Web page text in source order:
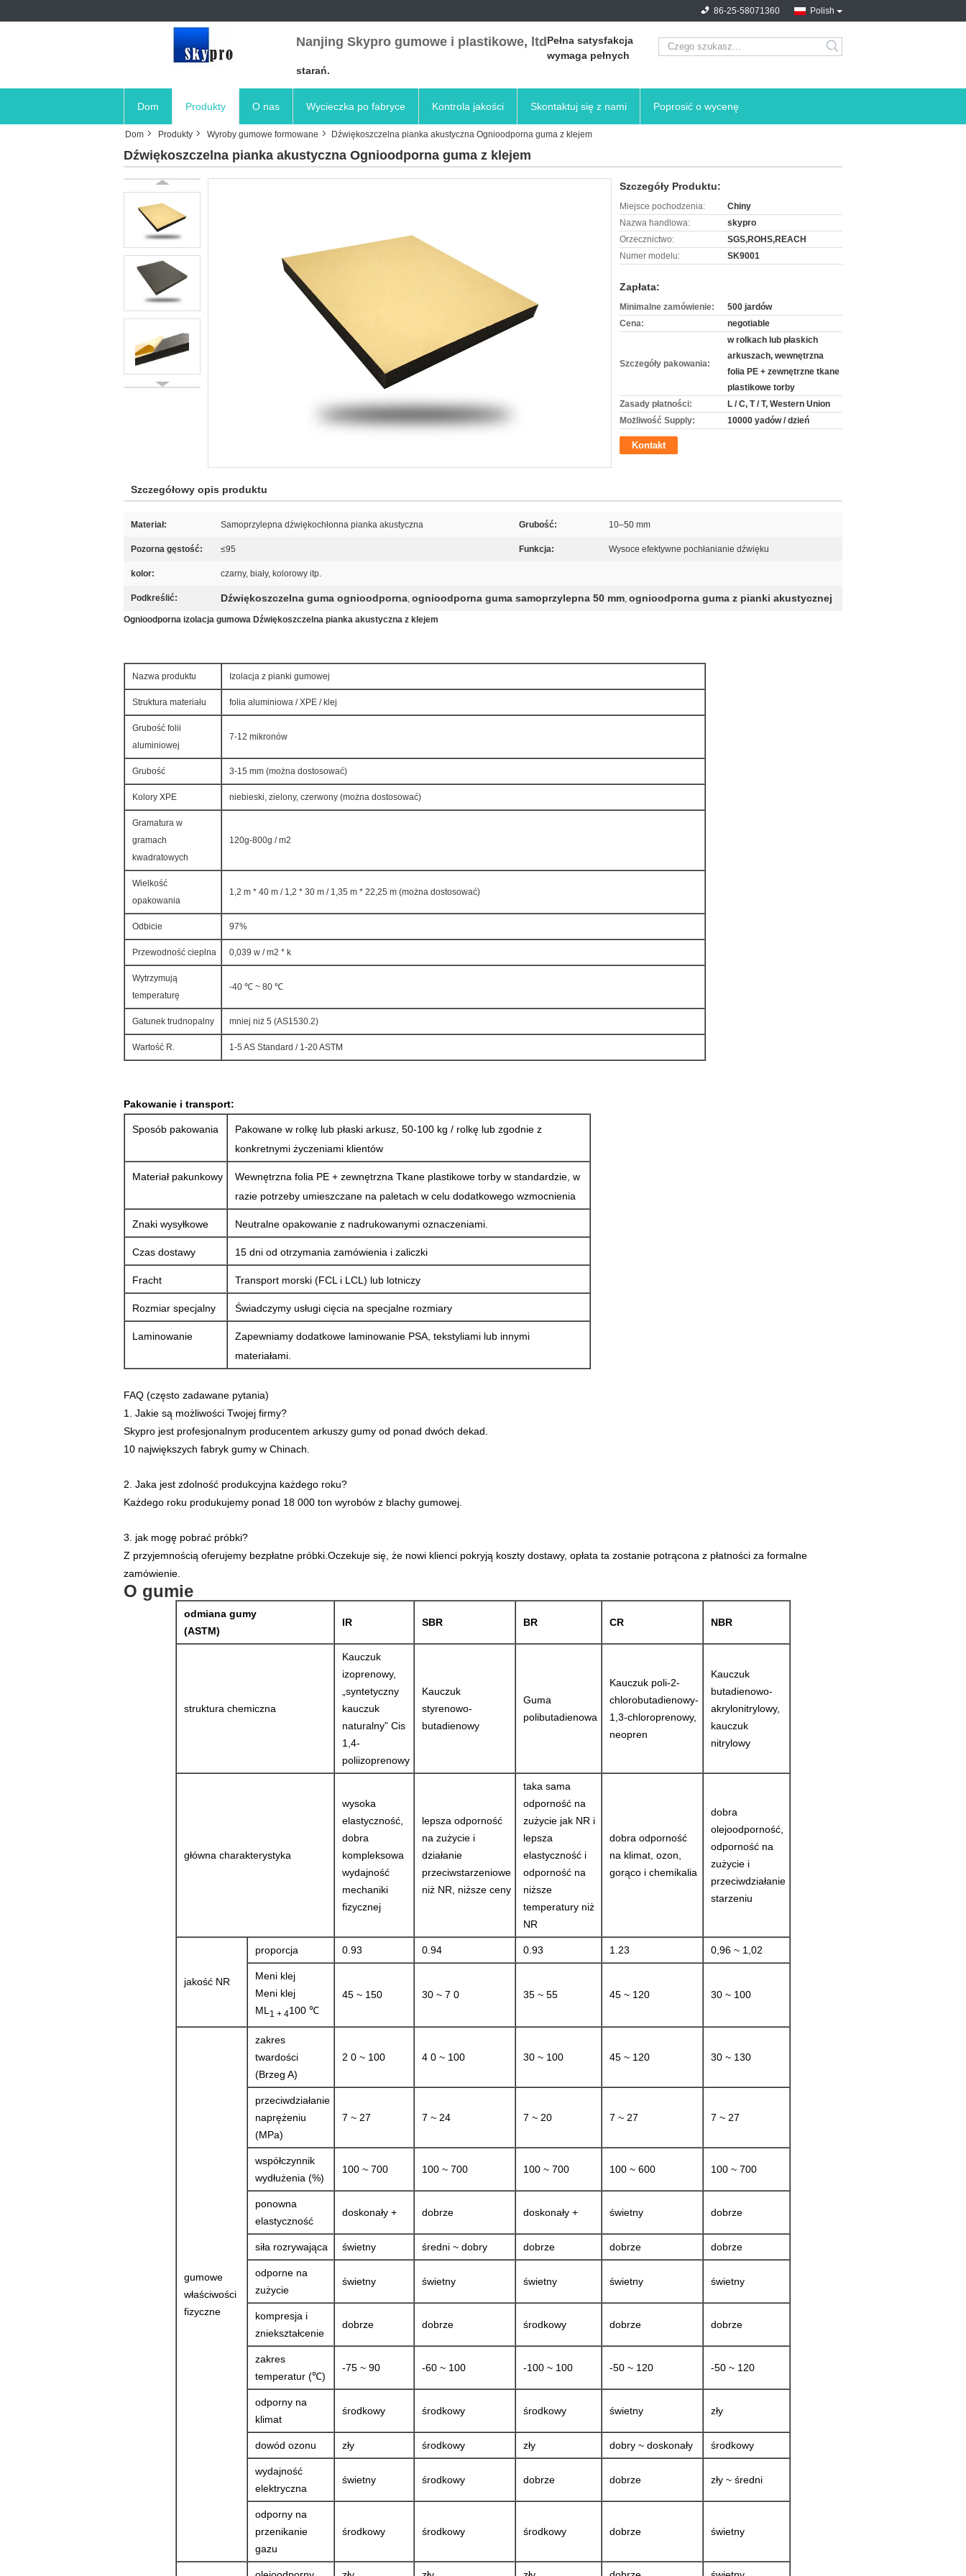
Polish
86-25-58071360
Nanjing Skypro gumowe i plastikowe, ltd Pełna satysfakcja
wymaga pełnych
starań.
search
Dom Produkty O nas Wycieczka po fabryce Kontrola jakości Skontaktuj się z nami Poprosić o wycenę
Dom Produkty Wyroby gumowe formowane Dźwiękoszczelna pianka akustyczna Ognioodporna guma z klejem
Dźwiękoszczelna pianka akustyczna Ognioodporna guma z klejem
Szczegóły Produktu:
Miejsce pochodzenia:
Chiny
Nazwa handlowa:
skypro
Orzecznictwo:
SGS,ROHS,REACH
Numer modelu:
SK9001
Zapłata:
Minimalne zamówienie:
500 jardów
Cena:
negotiable
Szczegóły pakowania:
w rolkach lub płaskich
arkuszach, wewnętrzna
folia PE + zewnętrzne tkane
plastikowe torby
Zasady płatności:
L / C, T / T, Western Union
Możliwość Supply:
10000 yadów / dzień
Kontakt
Szczegółowy opis produktu
Materiał: Samoprzylepna dźwiękochłonna pianka akustyczna Grubość: 10–50 mm
Pozorna gęstość: ≤95 Funkcja: Wysoce efektywne pochłanianie dźwięku
kolor: czarny, biały, kolorowy itp.
Podkreślić: Dźwiękoszczelna guma ognioodporna, ognioodporna guma samoprzylepna 50 mm, ognioodporna guma z pianki akustycznej
Ognioodporna izolacja gumowa Dźwiękoszczelna pianka akustyczna z klejem
Nazwa produktu Izolacja z pianki gumowej
Struktura materiału folia aluminiowa / XPE / klej
Grubość folii
aluminiowej
7-12 mikronów
Grubość 3-15 mm (można dostosować)
Kolory XPE niebieski, zielony, czerwony (można dostosować)
Gramatura w
gramach
kwadratowych
120g-800g / m2
Wielkość
opakowania
1,2 m * 40 m / 1,2 * 30 m / 1,35 m * 22,25 m (można dostosować)
Odbicie 97%
Przewodność cieplna 0,039 w / m2 * k
Wytrzymują
temperaturę
-40 ℃ ~ 80 ℃
Gatunek trudnopalny mniej niż 5 (AS1530.2)
Wartość R. 1-5 AS Standard / 1-20 ASTM
Pakowanie i transport:
Sposób pakowania
Pakowane w rolkę lub płaski arkusz, 50-100 kg / rolkę lub zgodnie z
konkretnymi życzeniami klientów
Materiał pakunkowy
Wewnętrzna folia PE + zewnętrzna Tkane plastikowe torby w standardzie, w
razie potrzeby umieszczane na paletach w celu dodatkowego wzmocnienia
Znaki wysyłkowe Neutralne opakowanie z nadrukowanymi oznaczeniami.
Czas dostawy 15 dni od otrzymania zamówienia i zaliczki
Fracht Transport morski (FCL i LCL) lub lotniczy
Rozmiar specjalny Świadczymy usługi cięcia na specjalne rozmiary
Laminowanie
Zapewniamy dodatkowe laminowanie PSA, tekstyliami lub innymi
materiałami.
FAQ (często zadawane pytania)
1. Jakie są możliwości Twojej firmy?
Skypro jest profesjonalnym producentem arkuszy gumy od ponad dwóch dekad.
10 największych fabryk gumy w Chinach.
2. Jaka jest zdolność produkcyjna każdego roku?
Każdego roku produkujemy ponad 18 000 ton wyrobów z blachy gumowej.
3. jak mogę pobrać próbki?
Z przyjemnością oferujemy bezpłatne próbki.Oczekuje się, że nowi klienci pokryją koszty dostawy, opłata ta zostanie potrącona z płatności za formalne
zamówienie.
O gumie
odmiana gumy
(ASTM)
IR SBR BR CR NBR
struktura chemiczna
Kauczuk
izoprenowy,
„syntetyczny
kauczuk
naturalny” Cis
1,4-
poliizoprenowy
Kauczuk
styrenowo-
butadienowy
Guma
polibutadienowa
Kauczuk poli-2-
chlorobutadienowy-
1,3-chloroprenowy,
neopren
Kauczuk
butadienowo-
akrylonitrylowy,
kauczuk
nitrylowy
główna charakterystyka
wysoka
elastyczność,
dobra
kompleksowa
wydajność
mechaniki
fizycznej
lepsza odporność
na zużycie i
działanie
przeciwstarzeniowe
niż NR, niższe ceny
taka sama
odporność na
zużycie jak NR i
lepsza
elastyczność i
odporność na
niższe
temperatury niż
NR
dobra odporność
na klimat, ozon,
gorąco i chemikalia
dobra
olejoodporność,
odporność na
zużycie i
przeciwdziałanie
starzeniu
jakość NR
proporcja 0.93 0.94 0.93 1.23 0,96 ~ 1,02
Meni klej
Meni klej
ML 1 + 4100 ℃
45 ~ 150 30 ~ 7 0 35 ~ 55 45 ~ 120 30 ~ 100
gumowe
właściwości
fizyczne
zakres
twardości
(Brzeg A)
2 0 ~ 100 4 0 ~ 100 30 ~ 100 45 ~ 120 30 ~ 130
przeciwdziałanie
naprężeniu
(MPa)
7 ~ 27 7 ~ 24 7 ~ 20 7 ~ 27 7 ~ 27
współczynnik
wydłużenia (%)
100 ~ 700 100 ~ 700 100 ~ 700 100 ~ 600 100 ~ 700
ponowna
elastyczność
doskonały + dobrze doskonały + świetny dobrze
siła rozrywająca świetny średni ~ dobry dobrze dobrze dobrze
odporne na
zużycie
świetny świetny świetny świetny świetny
kompresja i
zniekształcenie
dobrze dobrze środkowy dobrze dobrze
zakres
temperatur (℃)
-75 ~ 90 -60 ~ 100 -100 ~ 100 -50 ~ 120 -50 ~ 120
odporny na
klimat
środkowy środkowy środkowy świetny zły
dowód ozonu zły środkowy zły dobry ~ doskonały środkowy
wydajność
elektryczna
świetny środkowy dobrze dobrze zły ~ średni
odporny na
przenikanie
gazu
środkowy środkowy środkowy dobrze świetny